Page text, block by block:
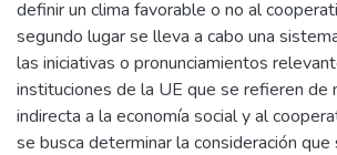
definir un clima favorable o no al
segundo lugar se lleva a cabo una
las iniciativas o pronunciamientos
instituciones de la UE que se refieren de
indirecta a la economía social y al
se busca determinar la consideración